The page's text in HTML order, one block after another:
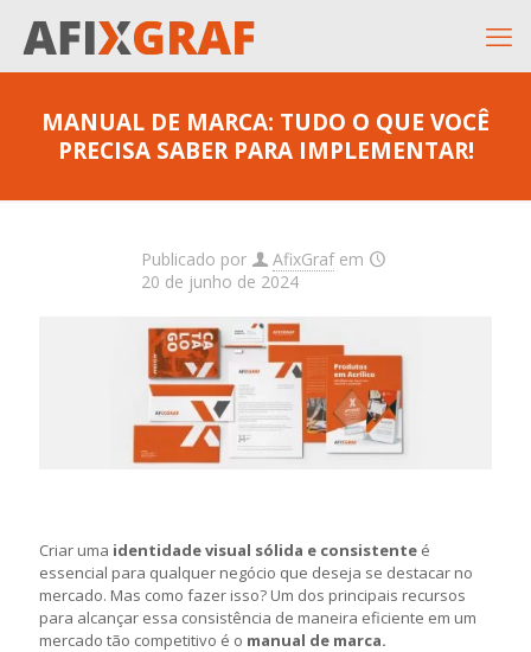
MANUAL DE MARCA: TUDO O QUE VOCÊ
PRECISA SABER PARA IMPLEMENTAR!
Publicado por AfixGraf em
20 de junho de 2024
Criar uma identidade visual sólida e consistente é
essencial para qualquer negócio que deseja se destacar no
mercado. Mas como fazer isso? Um dos principais recursos
para alcançar essa consistência de maneira eficiente em um
mercado tão competitivo é o manual de marca.